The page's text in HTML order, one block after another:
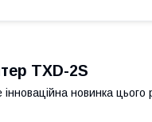
TXD-2S
новинка цього